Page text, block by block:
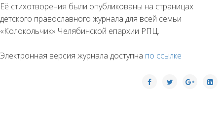
Её стихотворения были опубликованы на страницах
детского православного журнала для всей семьи
«Колокольчик» Челябинской епархии РПЦ.
Электронная версия журнала доступна по ссылке